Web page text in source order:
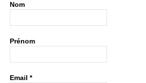
Nom
Prénom
Email *